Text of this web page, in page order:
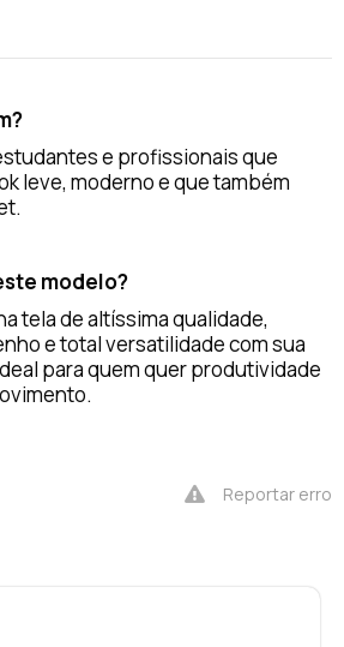
e profissionais que
leve, moderno e que também
modelo?
tela de altíssima qualidade,
e total versatilidade com sua
para quem quer produtividade
Reportar erro